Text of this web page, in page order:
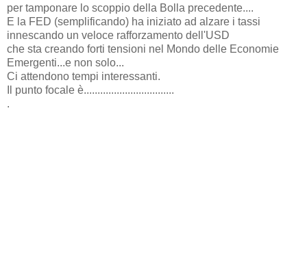
per tamponare lo scoppio della Bolla precedente....
E la FED (semplificando) ha iniziato ad alzare i tassi
innescando un veloce rafforzamento dell'USD
che sta creando forti tensioni nel Mondo delle Economie
Emergenti...e non solo...
Ci attendono tempi interessanti.
Il punto focale è.................................
.